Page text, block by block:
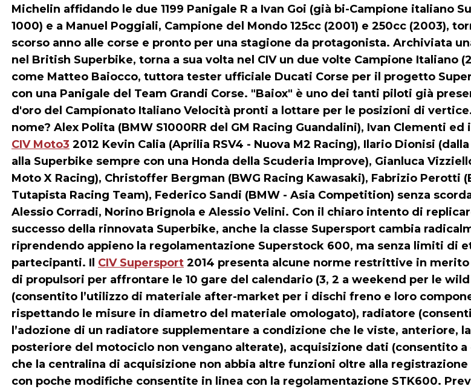
Michelin affidando le due 1199 Panigale R a Ivan Goi (già bi-Campione italiano
1000) e a Manuel Poggiali, Campione del Mondo 125cc (2001) e 250cc (2003),
scorso anno alle corse e pronto per una stagione da protagonista. Archiviata
nel British Superbike, torna a sua volta nel CIV un due volte Campione Italiano
come Matteo Baiocco, tuttora tester ufficiale Ducati Corse per il progetto
con una Panigale del Team Grandi Corse. "Baiox" è uno dei tanti piloti già
d'oro del Campionato Italiano Velocità pronti a lottare per le posizioni di
nome? Alex Polita (BMW S1000RR del GM Racing Guandalini), Ivan Clementi ed
CIV Moto3 2012 Kevin Calia (Aprilia RSV4 - Nuova M2 Racing), Ilario Dionisi
alla Superbike sempre con una Honda della Scuderia Improve), Gianluca
Moto X Racing), Christoffer Bergman (BWG Racing Kawasaki), Fabrizio Perotti
Tutapista Racing Team), Federico Sandi (BMW - Asia Competition) senza
Alessio Corradi, Norino Brignola e Alessio Velini. Con il chiaro intento di
successo della rinnovata Superbike, anche la classe Supersport cambia
riprendendo appieno la regolamentazione Superstock 600, ma senza limiti di
partecipanti. Il CIV Supersport 2014 presenta alcune norme restrittive in
di propulsori per affrontare le 10 gare del calendario (3, 2 a weekend per le
(consentito l’utilizzo di materiale after-market per i dischi freno e loro
rispettando le misure in diametro del materiale omologato), radiatore
l’adozione di un radiatore supplementare a condizione che le viste, anteriore,
posteriore del motociclo non vengano alterate), acquisizione dati (consentito a
che la centralina di acquisizione non abbia altre funzioni oltre alla
con poche modifiche consentite in linea con la regolamentazione STK600.